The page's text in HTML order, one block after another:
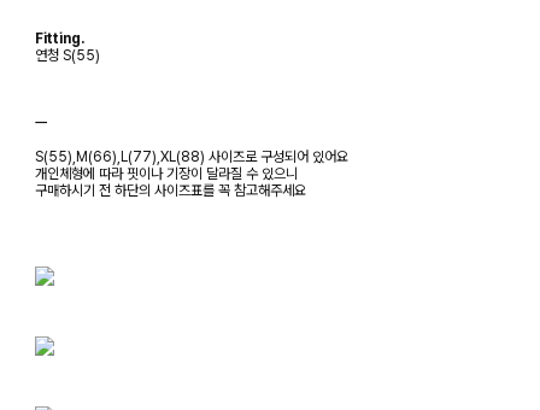
Fitting.
연청 S(55)
ㅡ
S(55),M(66),L(77),XL(88) 사이즈로 구성되어 있어요
개인체형에 따라 핏이나 기장이 달라질 수 있으니
구매하시기 전 하단의 사이즈표를 꼭 참고해주세요